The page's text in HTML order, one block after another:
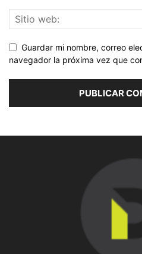
Guardar mi nombre, correo
navegador la próxima vez que